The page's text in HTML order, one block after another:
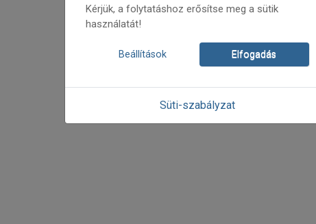
Kérjük, a folytatáshoz erősítse meg a sütik
használatát!
Beállítások Elfogadás
Süti-szabályzat